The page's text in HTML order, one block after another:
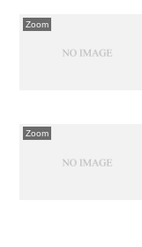
Zoom
Zoom